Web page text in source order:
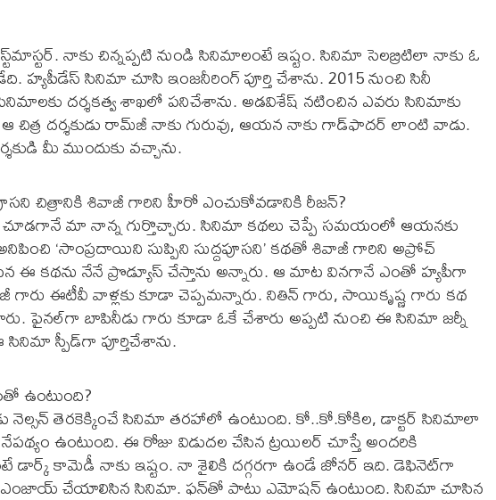
నాకు చిన్నప్పటి నుండి సినిమాలంటే ఇష్టం. సినిమా సెలబ్రిటిలా నాకు ఓ
హ్యపీడేస్‌ సినిమా చూసి ఇంజనీరింగ్‌ పూర్తి చేశాను. 2015 నుంచి సినీ
దర్శకత్వ శాఖలో పనిచేశాను. అడవిశేష్‌ నటించిన ఎవరు సినిమాకు
చిత్ర దర్శకుడు రామ్‌జీ నాకు గురువు, ఆయన నాకు గాడ్‌ఫాదర్‌ లాంటి వాడు.
మీ ముందుకు వచ్చాను.
చిత్రానికి శివాజీ గారిని హీరో ఎంచుకోవడానికి రీజన్‌?
మా నాన్న గుర్తొచ్చారు. సినిమా కథలు చెప్పే సమయంలో ఆయనకు
‘సాంప్రదాయిని సుప్పిని సుద్దపూసని’ కథతో శివాజీ గారిని అప్రోచ్‌
కథను నేనే ప్రొడ్యూస్‌ చేస్తాను అన్నారు. ఆ మాట వినగానే ఎంతో హ్యపీగా
ఈటీవీ వాళ్లకు కూడా చెప్పమన్నారు. నితిన్‌ గారు, సాయికృష్ణ గారు కథ
ఫైనల్‌గా బాపినీడు గారు కూడా ఓకే చేశారు అప్పటి నుంచి ఈ సినిమా జర్నీ
స్పీడ్‌గా పూర్తిచేశాను.
ఉంటుంది?
నెల్సన్‌ తెరకెక్కించే సినిమా తరహాలో ఉంటుంది. కో..కో.కోకిల, డాక్టర్‌ సినిమాలా
ఉంటుంది. ఈ రోజు విడుదల చేసిన ట్రయిలర్‌ చూస్తే అందరికి
డార్క్‌ కామెడీ నాకు ఇష్టం. నా శైలికి దగ్గరగా ఉండే జోనర్‌ ఇది. డెఫినెట్‌గా
చేయాలిసిన సినిమా. ఫన్‌తో పాటు ఎమోషన్‌ ఉంటుంది. సినిమా చూసిన